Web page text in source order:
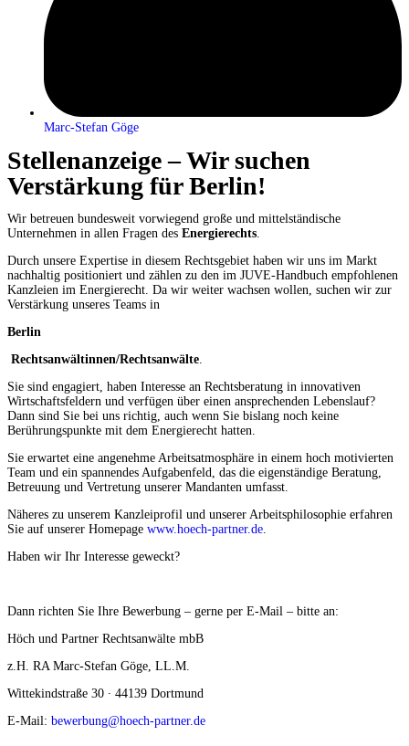
Marc-Stefan Göge
Stellenanzeige – Wir suchen
Verstärkung für Berlin!
Wir betreuen bundesweit vorwiegend große und mittelständische
Unternehmen in allen Fragen des Energierechts.
Durch unsere Expertise in diesem Rechtsgebiet haben wir uns im Markt
nachhaltig positioniert und zählen zu den im JUVE-Handbuch empfohlenen
Kanzleien im Energierecht. Da wir weiter wachsen wollen, suchen wir zur
Verstärkung unseres Teams in
Berlin
Rechtsanwältinnen/Rechtsanwälte.
Sie sind engagiert, haben Interesse an Rechtsberatung in innovativen
Wirtschaftsfeldern und verfügen über einen ansprechenden Lebenslauf?
Dann sind Sie bei uns richtig, auch wenn Sie bislang noch keine
Berührungspunkte mit dem Energierecht hatten.
Sie erwartet eine angenehme Arbeitsatmosphäre in einem hoch motivierten
Team und ein spannendes Aufgabenfeld, das die eigenständige Beratung,
Betreuung und Vertretung unserer Mandanten umfasst.
Näheres zu unserem Kanzleiprofil und unserer Arbeitsphilosophie erfahren
Sie auf unserer Homepage www.hoech-partner.de.
Haben wir Ihr Interesse geweckt?
Dann richten Sie Ihre Bewerbung – gerne per E-Mail – bitte an:
Höch und Partner Rechtsanwälte mbB
z.H. RA Marc-Stefan Göge, LL.M.
Wittekindstraße 30 ∙ 44139 Dortmund
E-Mail: bewerbung@hoech-partner.de